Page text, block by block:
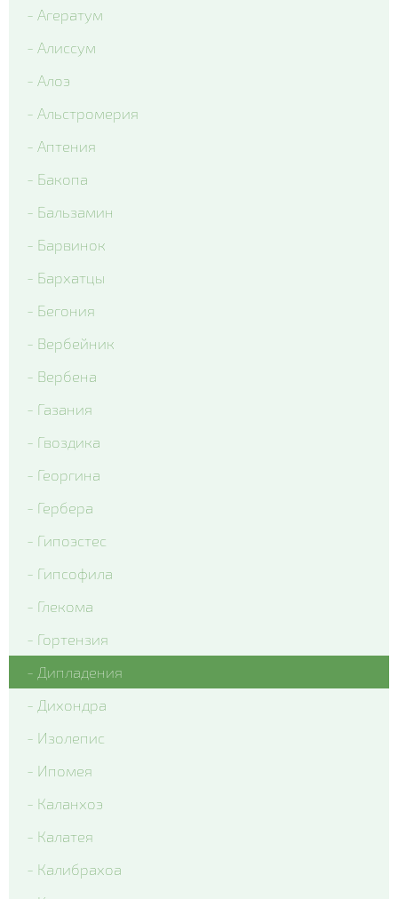
- Xtrada Pink Shades With Blotch
- Matrix Red Blotch
- Cello Deep Orange Blotch
- Colossus Tricolor
- Matrix Lavender Shades
- Matrix Ocean
- Matrix Rose Wing
- Matrix True Blue
- Matrix White Blotch
- Вся виола
- Агератум
- Алиссум
- Алоэ
- Альстромерия
- Аптения
- Бакопа
- Бальзамин
- Барвинок
- Бархатцы
- Бегония
- Вербейник
- Вербена
- Газания
- Гвоздика
- Георгина
- Гербера
- Гипоэстес
- Гипсофила
- Глекома
- Гортензия
- Дипладения
- Дихондра
- Изолепис
- Ипомея
- Каланхоэ
- Калатея
- Калибрахоа